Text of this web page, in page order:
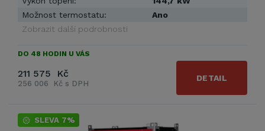
Možnost termostatu:
Ano
Zobrazit další podrobnosti
DO 48 HODIN U VÁS
211 575 Kč
256 006 Kč s DPH
DETAIL
SLEVA 7%